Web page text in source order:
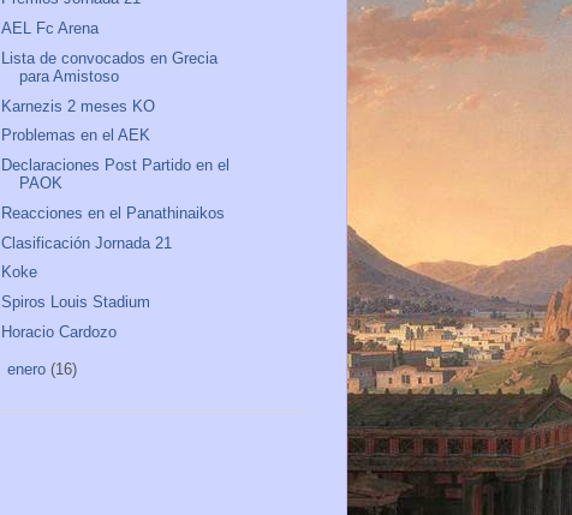
AEL Fc Arena
Lista de convocados en Grecia
para Amistoso
Karnezis 2 meses KO
Problemas en el AEK
Declaraciones Post Partido en el
PAOK
Reacciones en el Panathinaikos
Clasificación Jornada 21
Koke
Spiros Louis Stadium
Horacio Cardozo
enero (16)